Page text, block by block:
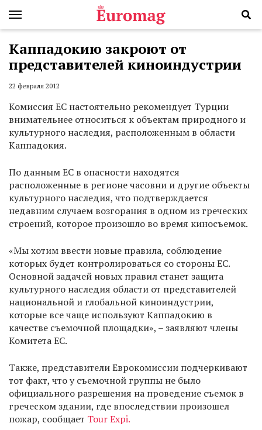
Каппадокию закроют от
представителей киноиндустрии
22 февраля 2012
Комиссия ЕС настоятельно рекомендует Турции
внимательнее относиться к объектам природного и
культурного наследия, расположенным в области
Каппадокия.
По данным ЕС в опасности находятся
расположенные в регионе часовни и другие объекты
культурного наследия, что подтверждается
недавним случаем возгорания в одном из греческих
строений, которое произошло во время киносъемок.
«Мы хотим ввести новые правила, соблюдение
которых будет контролироваться со стороны ЕС.
Основной задачей новых правил станет защита
культурного наследия области от представителей
национальной и глобальной киноиндустрии,
которые все чаще используют Каппадокию в
качестве съемочной площадки», – заявляют члены
Комитета ЕС.
Также, представители Еврокомиссии подчеркивают
тот факт, что у съемочной группы не было
официального разрешения на проведение съемок в
греческом здании, где впоследствии произошел
пожар, сообщает Tour Expi.